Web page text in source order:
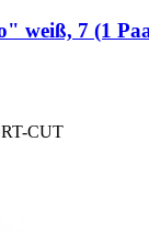
weiß, 7 (1
CUT